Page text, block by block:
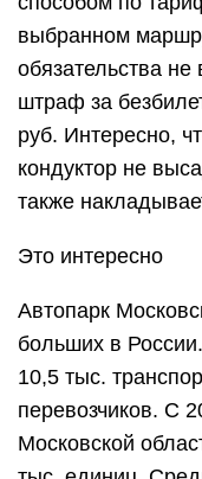
выбранном
обязательства не
штраф за
руб. Интересно,
кондуктор не
также
Это интересно
Автопарк
больших в
10,5 тыс.
перевозчиков. С
Московской